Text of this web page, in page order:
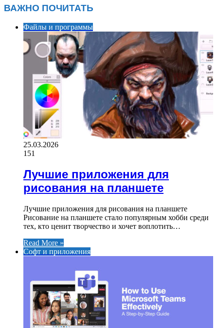
ВАЖНО ПОЧИТАТЬ
Файлы и программы
25.03.2026
151
Лучшие приложения для
рисования на планшете
Лучшие приложения для рисования на планшете
Рисование на планшете стало популярным хобби среди
тех, кто ценит творчество и хочет воплотить…
Read More »
Софт и приложения